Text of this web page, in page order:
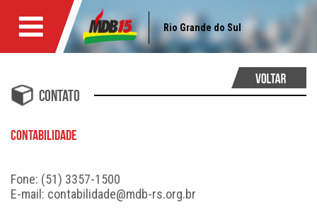
Rio Grande do Sul
Contato
CONTABILIDADE
Fone: (51) 3357-1500
E-mail: contabilidade@mdb-rs.org.br